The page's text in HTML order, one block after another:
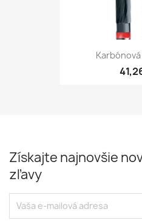
Získajte najnovšie
zľavy